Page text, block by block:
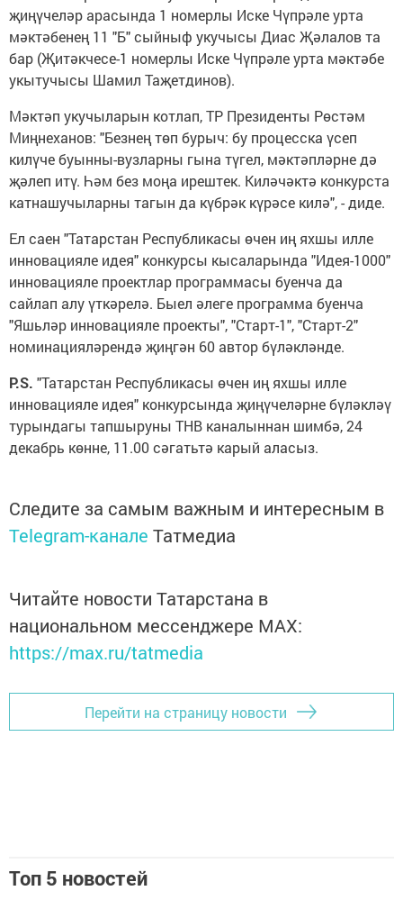
җиңүчеләр арасында 1 номерлы Иске Чүпрәле урта
мәктәбенең 11 "Б" сыйныф укучысы Диас Җәлалов та
бар (Җитәкчесе-1 номерлы Иске Чүпрәле урта мәктәбе
укытучысы Шамил Таҗетдинов).
Мәктәп укучыларын котлап, ТР Президенты Рөстәм
Миңнеханов: "Безнең төп бурыч: бу процесска үсеп
килүче буынны-вузларны гына түгел, мәктәпләрне дә
җәлеп итү. Һәм без моңа ирештек. Киләчәктә конкурста
катнашучыларны тагын да күбрәк күрәсе килә", - диде.
Ел саен "Татарстан Республикасы өчен иң яхшы илле
инновацияле идея" конкурсы кысаларында "Идея-1000"
инновацияле проектлар программасы буенча да
сайлап алу үткәрелә. Быел әлеге программа буенча
"Яшьләр инновацияле проекты", "Старт-1", "Старт-2"
номинацияләрендә җиңгән 60 автор бүләкләнде.
P.S. "Татарстан Республикасы өчен иң яхшы илле
инновацияле идея" конкурсында җиңүчеләрне бүләкләү
турындагы тапшыруны ТНВ каналыннан шимбә, 24
декабрь көнне, 11.00 сәгатьтә карый аласыз.
Следите за самым важным и интересным в
Telegram-канале Татмедиа
Читайте новости Татарстана в
национальном мессенджере MАХ:
https://max.ru/tatmedia
Перейти на страницу новости
Топ 5 новостей